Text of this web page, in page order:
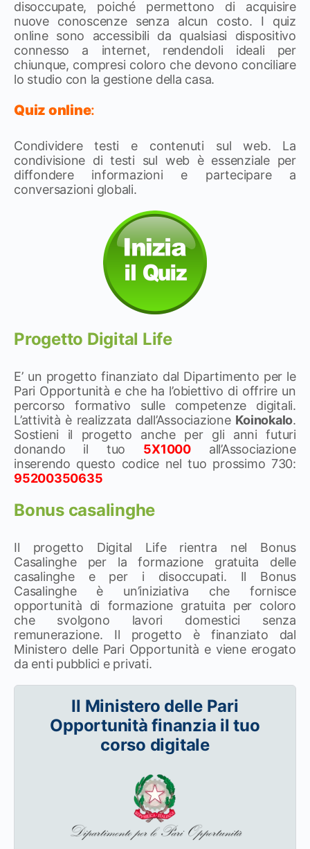
disoccupate, poiché permettono di acquisire
nuove conoscenze senza alcun costo. I quiz
online sono accessibili da qualsiasi dispositivo
connesso a internet, rendendoli ideali per
chiunque, compresi coloro che devono conciliare
lo studio con la gestione della casa.
Quiz online:
Condividere testi e contenuti sul web. La
condivisione di testi sul web è essenziale per
diffondere informazioni e partecipare a
conversazioni globali.
Progetto Digital Life
E’ un progetto finanziato dal Dipartimento per le
Pari Opportunità e che ha l’obiettivo di offrire un
percorso formativo sulle competenze digitali.
L’attività è realizzata dall’Associazione Koinokalo.
Sostieni il progetto anche per gli anni futuri
donando il tuo 5X1000
all’Associazione
inserendo questo codice nel tuo prossimo 730:
95200350635
Bonus casalinghe
Il progetto Digital Life rientra nel Bonus
Casalinghe per la formazione gratuita delle
casalinghe e per i disoccupati. Il Bonus
Casalinghe è un’iniziativa che fornisce
opportunità di formazione gratuita per coloro
che svolgono lavori domestici senza
remunerazione. Il progetto è finanziato dal
Ministero delle Pari Opportunità e viene erogato
da enti pubblici e privati.
Il Ministero delle Pari
Opportunità finanzia il tuo
corso digitale